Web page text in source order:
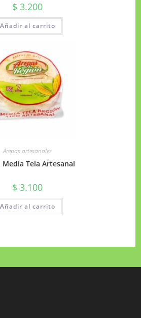
$ 3.200
Añadir al carrito
Arepas artesanales
Media Tela Artesanal
$ 3.100
Añadir al carrito